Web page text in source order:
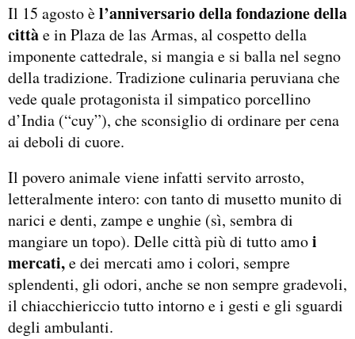
Il 15 agosto èl’anniversario della fondazione della
cittàe in Plaza de las Armas, al cospetto della
imponente cattedrale, si mangia e si balla nel segno
della tradizione. Tradizione culinaria peruviana che
vede quale protagonista il simpatico porcellino
d’India (“cuy”), che sconsiglio di ordinare per cena
ai deboli di cuore.
Il povero animale viene infatti servito arrosto,
letteralmente intero: con tanto di musetto munito di
narici e denti, zampe e unghie (sì, sembra di
mangiare un topo). Delle città più di tutto amoi
mercati,e dei mercati amo i colori, sempre
splendenti, gli odori, anche se non sempre gradevoli,
il chiacchiericcio tutto intorno e i gesti e gli sguardi
degli ambulanti.